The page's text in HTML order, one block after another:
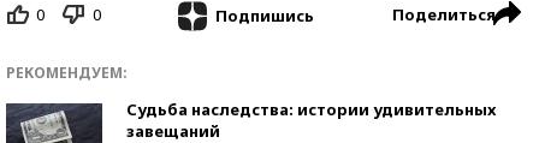
0 0 Подпишись Поделиться
РЕКОМЕНДУЕМ:
Судьба наследства: истории удивительных
завещаний